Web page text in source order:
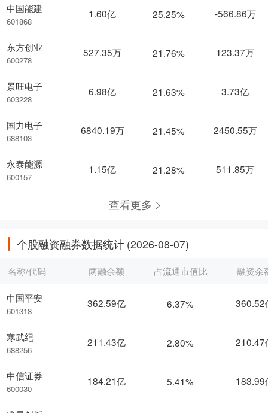
中国能建
601868
东方创业
600278
景旺电子
603228
国力电子
688103
永泰能源
600157
1.60亿 25.25% -566.86万
527.35万 21.76% 123.37万
6.98亿 21.63% 3.73亿
6840.19万 21.45% 2450.55万
1.15亿 21.28% 511.85万
查看更多
个股融资融券数据统计 (2026-08-07)
名称/代码
中国平安
601318
寒武纪
688256
中信证券
600030
两融余额 占流通市值比 融资余
362.59亿 6.37% 360.52
211.43亿 2.80% 210.47
184.21亿 5.41% 183.99